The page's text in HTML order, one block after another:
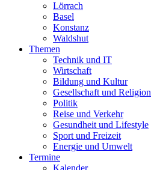
Lörrach
Basel
Konstanz
Waldshut
Themen
Technik und IT
Wirtschaft
Bildung und Kultur
Gesellschaft und Religion
Politik
Reise und Verkehr
Gesundheit und Lifestyle
Sport und Freizeit
Energie und Umwelt
Termine
Kalender